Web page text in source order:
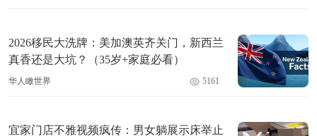
2026移民大洗牌：美加澳英齐关门，新西兰
真香还是大坑？（35岁+家庭必看）
华人瞰世界 5161
宜家门店不雅视频疯传：男女躺展示床举止